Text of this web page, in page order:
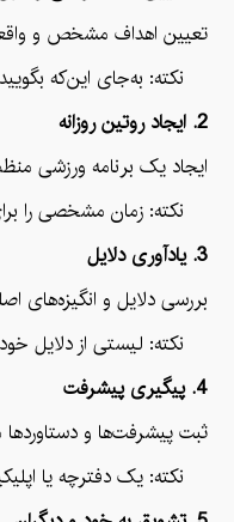
تعیین اهداف مشخص و واقعی
نکته: به‌جای این‌که بگویید "می‌خواهم
2. ایجاد روتین روزانه
ایجاد یک برنامه ورزشی
نکته: زمان مشخصی را
3. یادآوری دلایل
بررسی دلایل و انگیزه‌های
نکته: لیستی از دلایل خود
4. پیگیری پیشرفت
ثبت پیشرفت‌ها و دستاوردها
نکته: یک دفترچه یا